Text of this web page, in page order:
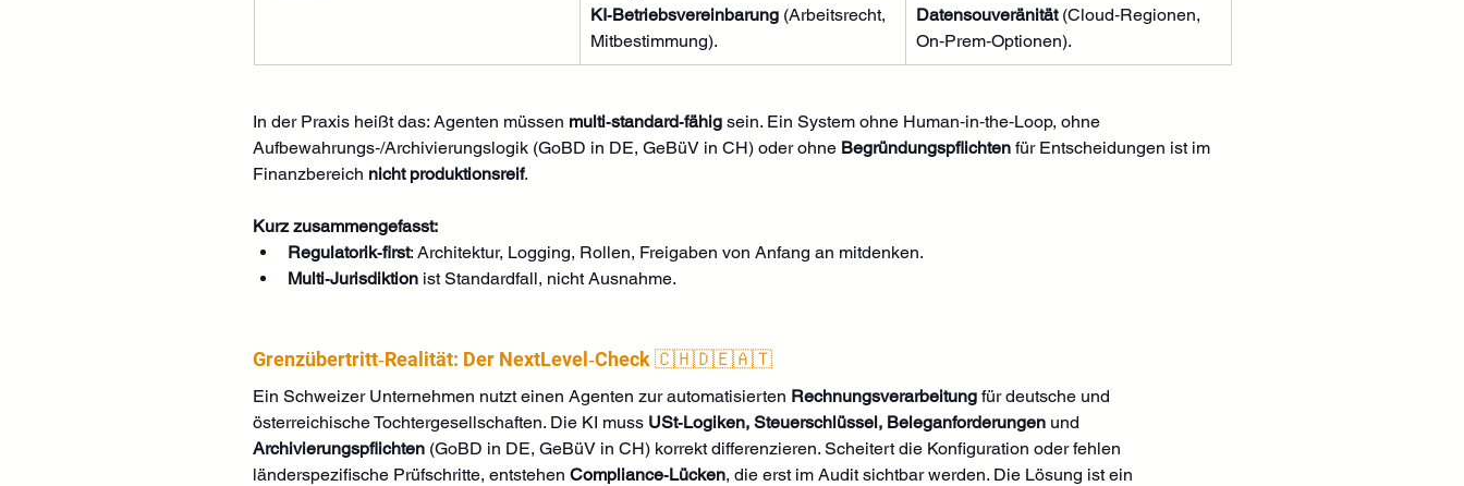
KI‑Betriebsvereinbarung (Arbeitsrecht,
Mitbestimmung).
Datensouveränität (Cloud‑Regionen,
On‑Prem‑Optionen).
In der Praxis heißt das: Agenten müssen multi‑standard‑fähig sein. Ein System ohne Human‑in‑the‑Loop, ohne
Aufbewahrungs‑/Archivierungslogik (GoBD in DE, GeBüV in CH) oder ohne Begründungspflichten für Entscheidungen ist im
Finanzbereich nicht produktionsreif.
Kurz zusammengefasst:
Regulatorik‑first: Architektur, Logging, Rollen, Freigaben von Anfang an mitdenken.
Multi‑Jurisdiktion ist Standardfall, nicht Ausnahme.
Grenzübertritt‑Realität: Der NextLevel‑Check 🇨🇭🇩🇪🇦🇹
Ein Schweizer Unternehmen nutzt einen Agenten zur automatisierten Rechnungsverarbeitung für deutsche und
österreichische Tochtergesellschaften. Die KI muss USt‑Logiken, Steuerschlüssel, Beleganforderungen und
Archivierungspflichten (GoBD in DE, GeBüV in CH) korrekt differenzieren. Scheitert die Konfiguration oder fehlen
länderspezifische Prüfschritte, entstehen Compliance‑Lücken, die erst im Audit sichtbar werden. Die Lösung ist ein